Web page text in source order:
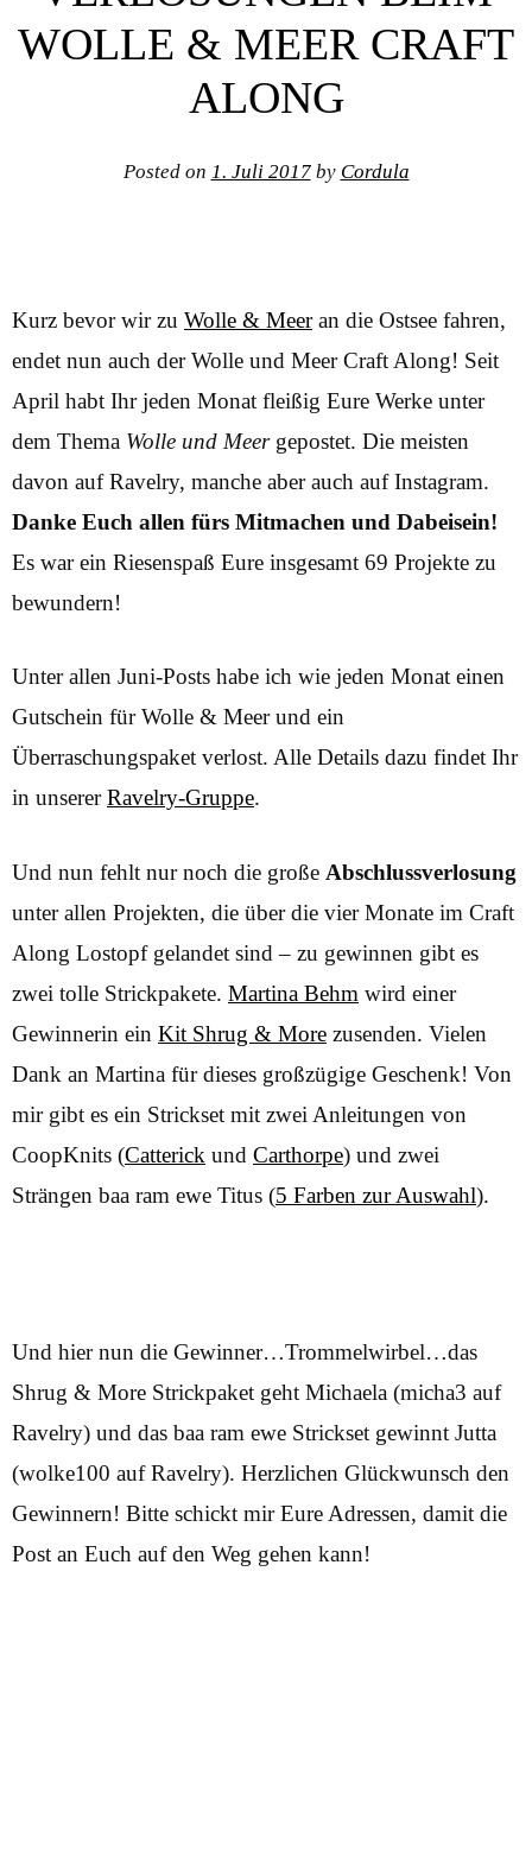
WOLLE & MEER CRAFT
ALONG
Posted on 1. Juli 2017by Cordula
Kurz bevor wir zu Wolle & Meeran die Ostsee fahren,
endet nun auch der Wolle und Meer Craft Along! Seit
April habt Ihr jeden Monat fleißig Eure Werke unter
dem Thema Wolle und Meergepostet. Die meisten
davon auf Ravelry, manche aber auch auf Instagram.
Danke Euch allen fürs Mitmachen und Dabeisein!
Es war ein Riesenspaß Eure insgesamt 69 Projekte zu
bewundern!
Unter allen Juni-Posts habe ich wie jeden Monat einen
Gutschein für Wolle & Meer und ein
Überraschungspaket verlost. Alle Details dazu findet Ihr
in unsererRavelry-Gruppe.
Und nun fehlt nur noch die große Abschlussverlosung
unter allen Projekten, die über die vier Monate im Craft
Along Lostopf gelandet sind – zu gewinnen gibt es
zwei tolle Strickpakete. Martina Behm wird einer
Gewinnerin ein Kit Shrug & More zusenden. Vielen
Dank an Martina für dieses großzügige Geschenk! Von
mir gibt es ein Strickset mit zwei Anleitungen von
CoopKnits (Catterick und Carthorpe) und zwei
Strängen baa ram ewe Titus (5 Farben zur Auswahl).
Und hier nun die Gewinner…Trommelwirbel…das
Shrug & More Strickpaket geht Michaela (micha3 auf
Ravelry) und das baa ram ewe Strickset gewinnt Jutta
(wolke100 auf Ravelry). Herzlichen Glückwunsch den
Gewinnern! Bitte schickt mir Eure Adressen, damit die
Post an Euch auf den Weg gehen kann!